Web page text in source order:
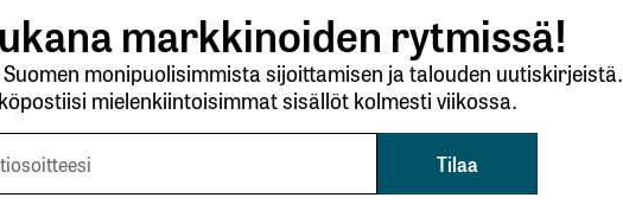
markkinoiden rytmissä!
monipuolisimmista sijoittamisen ja talouden uutiskirjeistä.
mielenkiintoisimmat sisällöt kolmesti viikossa.